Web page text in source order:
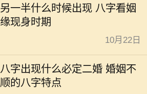
另一半什么时候出现 八字看姻
缘现身时期
10月22日
八字出现什么必定二婚 婚姻不
顺的八字特点